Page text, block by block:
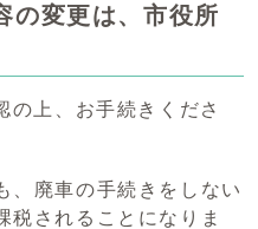
の変更は、市役所
の上、お手続きくださ
、廃車の手続きをしない
税されることになりま